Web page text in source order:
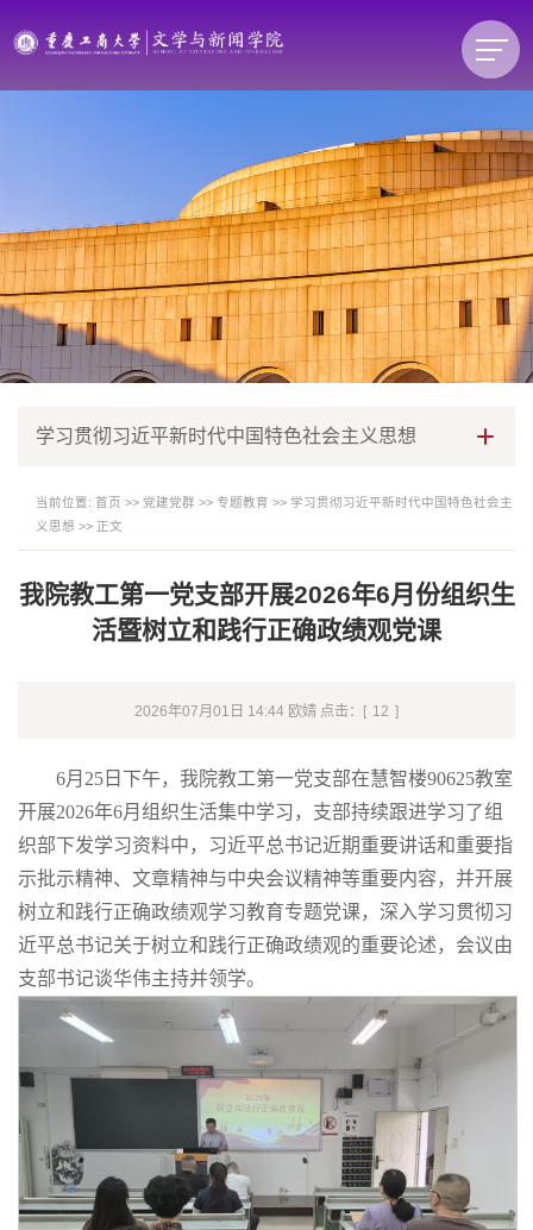
学习贯彻习近平新时代中国特色社会主义思想
当前位置: 首页 >> 党建党群 >> 专题教育 >> 学习贯彻习近平新时代中国特色社会主
义思想 >> 正文
我院教工第一党支部开展2026年6月份组织生
活暨树立和践行正确政绩观党课
2026年07月01日 14:44 欧婧 点击：[ 12 ]
6月25日下午，我院教工第一党支部在慧智楼90625教室
开展2026年6月组织生活集中学习，支部持续跟进学习了组
织部下发学习资料中，习近平总书记近期重要讲话和重要指
示批示精神、文章精神与中央会议精神等重要内容，并开展
树立和践行正确政绩观学习教育专题党课，深入学习贯彻习
近平总书记关于树立和践行正确政绩观的重要论述，会议由
支部书记谈华伟主持并领学。